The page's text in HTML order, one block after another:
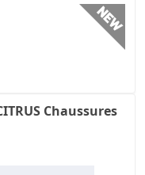
Chaussures